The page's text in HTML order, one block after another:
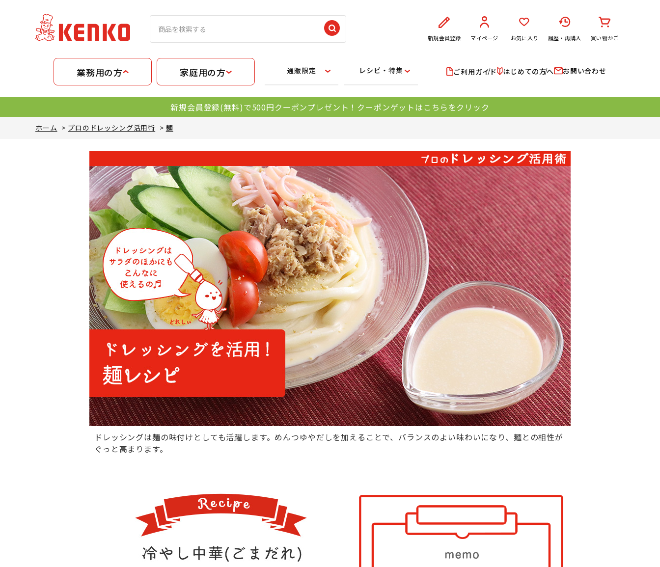
新規会員登録 マイページ お気に入り 履歴・再購入 買い物かご
業務用の方 家庭用の方 通販限定 レシピ・特集 ご利用ガイド はじめての方へ お問い合わせ
新規会員登録(無料)で500円クーポンプレゼント！クーポンゲットはこちらをクリック
ホーム > プロのドレッシング活用術 > 麺
ドレッシングは麺の味付けとしても活躍します。めんつゆやだしを加えることで、バランスのよい味わいになり、麺との相性が
ぐっと高まります。